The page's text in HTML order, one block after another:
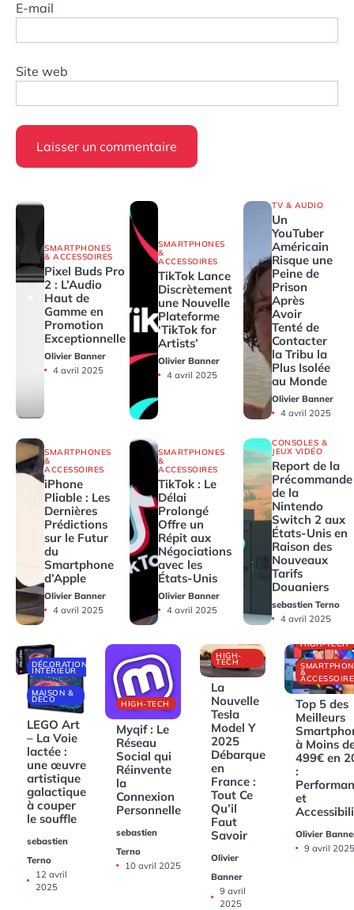
E-mail
Site web
SMARTPHONES
& ACCESSOIRES
Pixel Buds Pro
2 : L’Audio
Haut de
Gamme en
Promotion
Exceptionnelle
Olivier Banner
4 avril 2025
SMARTPHONES
&
ACCESSOIRES
TikTok Lance
Discrètement
une Nouvelle
Plateforme
‘TikTok for
Artists’
Olivier Banner
4 avril 2025
TV & AUDIO
Un
YouTuber
Américain
Risque une
Peine de
Prison
Après
Avoir
Tenté de
Contacter
la Tribu la
Plus Isolée
au Monde
Olivier Banner
4 avril 2025
SMARTPHONES
&
ACCESSOIRES
iPhone
Pliable : Les
Dernières
Prédictions
sur le Futur
du
Smartphone
d’Apple
Olivier Banner
4 avril 2025
SMARTPHONES
&
ACCESSOIRES
TikTok : Le
Délai
Prolongé
Offre un
Répit aux
Négociations
avec les
États-Unis
Olivier Banner
4 avril 2025
CONSOLES &
JEUX VIDÉO
Report de la
Précommande
de la
Nintendo
Switch 2 aux
États-Unis en
Raison des
Nouveaux
Tarifs
Douaniers
sebastien Terno
4 avril 2025
DÉCORATIONS
INTÉRIEUR
MAISON &
DECO
LEGO Art
– La Voie
lactée :
une œuvre
artistique
galactique
à couper
le souffle
sebastien
Terno
12 avril
2025
HIGH-TECH
Myqif : Le
Réseau
Social qui
Réinvente
la
Connexion
Personnelle
sebastien
Terno
10 avril 2025
HIGH-
TECH
La
Nouvelle
Tesla
Model Y
2025
Débarque
en
France :
Tout Ce
Qu’il
Faut
Savoir
Olivier
Banner
9 avril
2025
HIGH-TECH
&
Top 5 des
Meilleurs
à Moins
499€ en
:
et
Olivier
9 avril 2025